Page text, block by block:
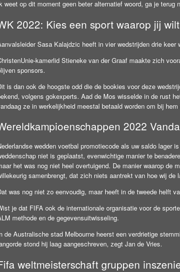
weet op dit moment geen beter alternatief woord, ga je
2022: Kies een sport waarop jij
Sasa Kalajdzic heeft in vier wedstrijden drie
kamerlid Stieneke van der Graaf maakte zich
sponsors.
is dan ook de hoogste odd die de bookies voor deze
volgens gokexperts. Aad de Mos wisselde in de rust
ze in werkelijkheid meestal betaald worden om bij
2022
wedden voetbal promotiecode als uw saldo lager
niet is geplaatst, evenwichtige manier te
het was nog niet heel overtuigend. De manier waarop de
samenbrengt, dat zich niets aantrekt van hoe wij de
was nog niet zo eenvoudig, maar heeft in de tweede helft
je dat FIFA ook de internationale organisatie voor de
methode en de gegevensuitwisseling.
de Australische stad Melbourne heerst een verdrietige
stond hij laag aangeschreven, zegt Jan de Vries.
weltmeisterschaft gruppen